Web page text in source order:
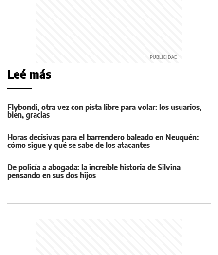
Leé más
Flybondi, otra vez con pista libre para volar: los usuarios,
bien, gracias
Horas decisivas para el barrendero baleado en Neuquén:
cómo sigue y qué se sabe de los atacantes
De policía a abogada: la increíble historia de Silvina
pensando en sus dos hijos